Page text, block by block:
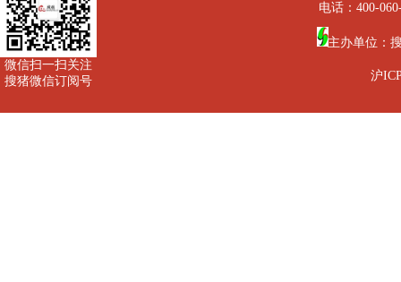
微信扫一扫关注
搜猪微信订阅号
电话：400-
主办单位：
沪